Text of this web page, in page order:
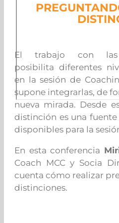
El trabajo con las
posibilita diferentes
en la sesión de
supone integrarlas, de
nueva mirada. Desde
distinción es una
disponibles para la
En esta conferencia
Coach MCC y Socia
cuenta cómo realizar
distinciones.